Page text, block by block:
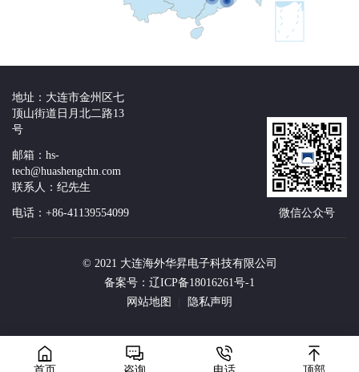
地址：大连市金州区七
顶山街道日月北二路13
号
邮箱：hs-
tech@huashengchn.com
联系人：纪先生
电话：+86-41139554099 微信公众号
© 2021 大连海外华昇电子科技有限公司
备案号：辽ICP备18016261号-1
网站地图
隐私声明